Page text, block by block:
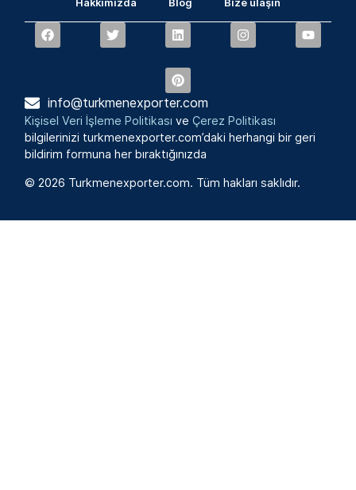
Hakkımızda Blog Bize ulaşın
info@turkmenexporter.com
Kişisel Veri İşleme Politikası veÇerez Politikası
bilgilerinizi turkmenexporter.com’daki herhangi bir geri
bildirim formuna her bıraktığınızda
© 2026 Turkmenexporter.com. Tüm hakları saklıdır.